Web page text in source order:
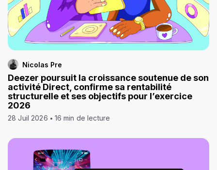
Nicolas Pre
Deezer poursuit la croissance soutenue de son
activité Direct, confirme sa rentabilité
structurelle et ses objectifs pour l’exercice
2026
28 Juil 2026 16 min de lecture